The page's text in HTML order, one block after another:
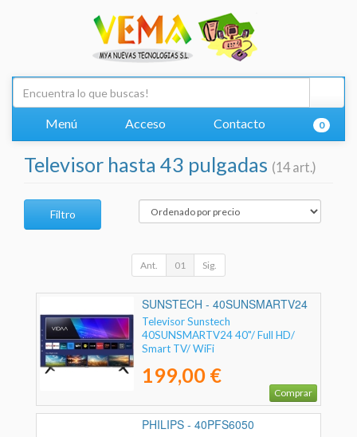
Menú Acceso Contacto 0
Televisor hasta 43 pulgadas (14 art.)
Filtro
Ant. 01 Sig.
SUNSTECH - 40SUNSMARTV24
Televisor Sunstech
40SUNSMARTV24 40"/ Full HD/
Smart TV/ WiFi
199,00 €
Comprar
PHILIPS - 40PFS6050